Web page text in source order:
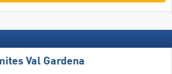
Val Gardena